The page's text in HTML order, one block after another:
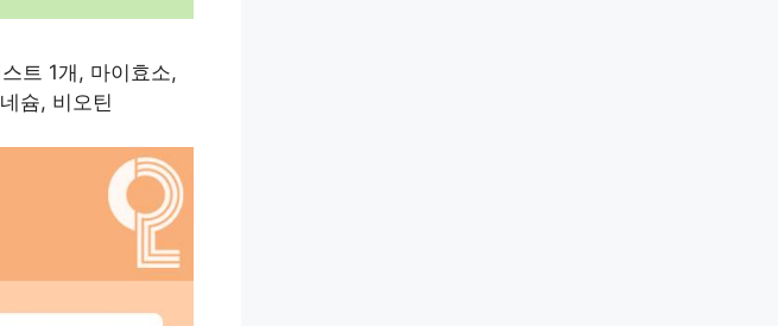
트 1개, 마이효소,
슘, 비오틴